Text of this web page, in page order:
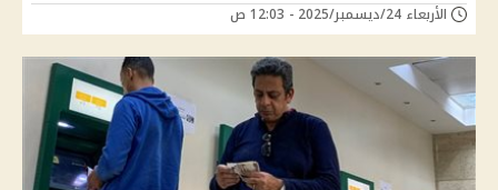
الأربعاء 24/ديسمبر/2025 - 12:03 ص